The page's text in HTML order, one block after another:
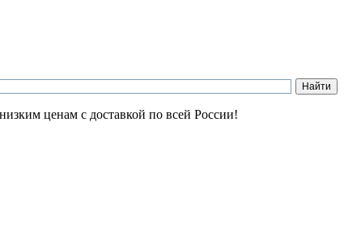
ценам с доставкой по всей России!